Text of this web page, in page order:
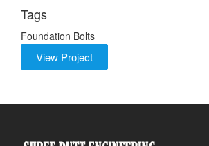
Tags
Foundation Bolts
View Project